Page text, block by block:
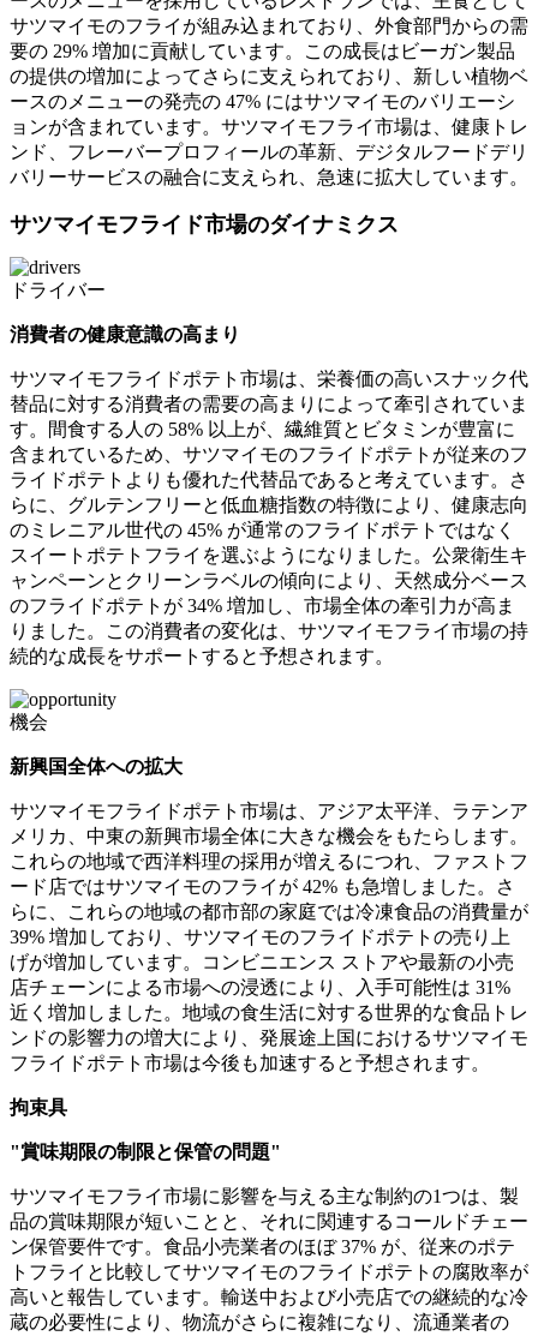
サツマイモのフライが組み込まれており、外食部門からの需
要の 29% 増加に貢献しています。この成長はビーガン製品
の提供の増加によってさらに支えられており、新しい植物ベ
ースのメニューの発売の 47% にはサツマイモのバリエーシ
ョンが含まれています。サツマイモフライ市場は、健康トレ
ンド、フレーバープロフィールの革新、デジタルフードデリ
バリーサービスの融合に支えられ、急速に拡大しています。
サツマイモフライド市場のダイナミクス
ドライバー
消費者の健康意識の高まり
サツマイモフライドポテト市場は、栄養価の高いスナック代
替品に対する消費者の需要の高まりによって牽引されていま
す。間食する人の 58% 以上が、繊維質とビタミンが豊富に
含まれているため、サツマイモのフライドポテトが従来のフ
ライドポテトよりも優れた代替品であると考えています。さ
らに、グルテンフリーと低血糖指数の特徴により、健康志向
のミレニアル世代の 45% が通常のフライドポテトではなく
スイートポテトフライを選ぶようになりました。公衆衛生キ
ャンペーンとクリーンラベルの傾向により、天然成分ベース
のフライドポテトが 34% 増加し、市場全体の牽引力が高ま
りました。この消費者の変化は、サツマイモフライ市場の持
続的な成長をサポートすると予想されます。
機会
新興国全体への拡大
サツマイモフライドポテト市場は、アジア太平洋、ラテンア
メリカ、中東の新興市場全体に大きな機会をもたらします。
これらの地域で西洋料理の採用が増えるにつれ、ファストフ
ード店ではサツマイモのフライが 42% も急増しました。さ
らに、これらの地域の都市部の家庭では冷凍食品の消費量が
39% 増加しており、サツマイモのフライドポテトの売り上
げが増加しています。コンビニエンス ストアや最新の小売
店チェーンによる市場への浸透により、入手可能性は 31%
近く増加しました。地域の食生活に対する世界的な食品トレ
ンドの影響力の増大により、発展途上国におけるサツマイモ
フライドポテト市場は今後も加速すると予想されます。
拘束具
"賞味期限の制限と保管の問題"
サツマイモフライ市場に影響を与える主な制約の1つは、製
品の賞味期限が短いことと、それに関連するコールドチェー
ン保管要件です。食品小売業者のほぼ 37% が、従来のポテ
トフライと比較してサツマイモのフライドポテトの腐敗率が
高いと報告しています。輸送中および小売店での継続的な冷
蔵の必要性により、物流がさらに複雑になり、流通業者の